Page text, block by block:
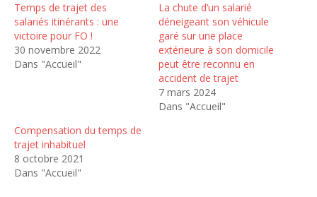
Temps de trajet des
salariés itinérants : une
victoire pour FO !
30 novembre 2022
Dans "Accueil"
La chute d’un salarié
déneigeant son véhicule
garé sur une place
extérieure à son domicile
peut être reconnu en
accident de trajet
7 mars 2024
Dans "Accueil"
Compensation du temps de
trajet inhabituel
8 octobre 2021
Dans "Accueil"